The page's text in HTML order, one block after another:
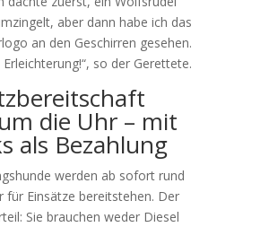
aber dann habe ich das
an den Geschirren gesehen.
so der Gerettete.
die Uhr – mit
als Bezahlung
werden ab sofort rund
für Einsätze bereitstehen. Der
Sie brauchen weder Diesel